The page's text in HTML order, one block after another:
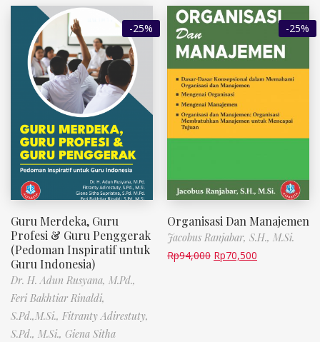
-25%
Guru Merdeka, Guru
Profesi & Guru Penggerak
(Pedoman Inspiratif untuk
Guru Indonesia)
Dr. H. Adun Rusyana, M.Pd.,
Feri Bakhtiar Rinaldi,
S.Pd.,M.Si., Fitranty Adirestuty,
S.Pd., M.Si., Giena Sitha
-25%
Organisasi Dan Manajemen
Jacobus Ranjabar, S.H., M.Si.
Rp94,000 Rp70,500